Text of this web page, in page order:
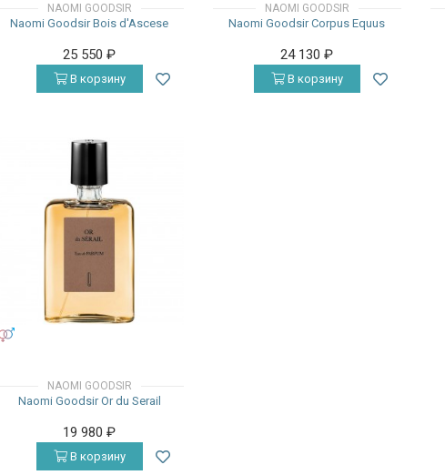
NAOMI GOODSIR
Naomi Goodsir Bois d'Ascese
25 550₽
В корзину
NAOMI GOODSIR
Naomi Goodsir Corpus Equus
24 130₽
В корзину
NAOMI GOODSIR
Naomi Goodsir Or du Serail
19 980₽
В корзину